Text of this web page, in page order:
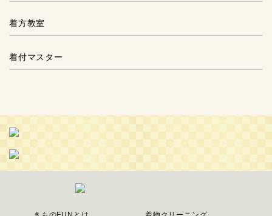
着方教室
着付マスター